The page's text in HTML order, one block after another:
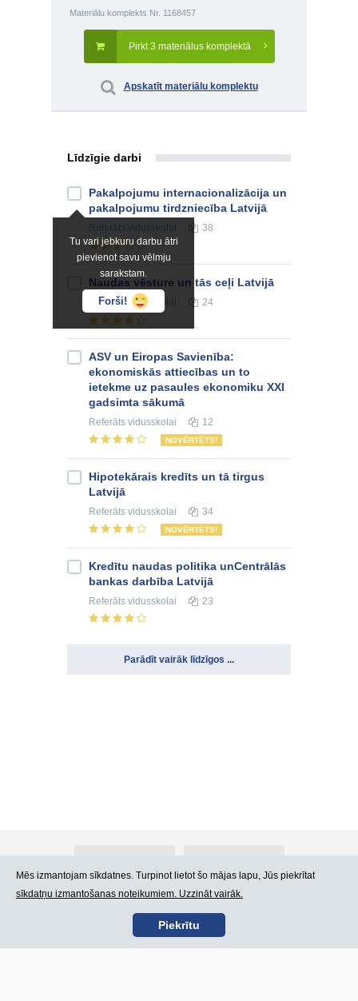
Materiālu komplekts Nr. 1168457
Pirkt 3 materiālus komplektā
Apskatīt materiālu komplektu
Līdzīgie darbi
Tu vari jebkuru darbu ātri
pievienot savu vēlmju
sarakstam.
Forši!
Pakalpojumu internacionalizācija un
pakalpojumu tirdzniecība Latvijā
38
Naudas vēsture un tās ceļi Latvijā
Referātsvidusskolai 24
ASV un Eiropas Savienība:
ekonomiskās attiecības un to
ietekme uz pasaules ekonomiku XXI
gadsimta sākumā
Referāts vidusskolai 12
NOVĒRTĒTS!
Hipotekārais kredīts un tā tirgus
Latvijā
Referāts vidusskolai 34
NOVĒRTĒTS!
Kredītu naudas politika unCentrālās
bankas darbība Latvijā
Referāts vidusskolai 23
Parādīt vairāk līdzīgos ...
Kontakti Lietošanas noteikumi
Mēs izmantojam sīkdatnes. Turpinot lietot šo mājas lapu, Jūs piekrītat
sīkdatņu izmantošanas noteikumiem. Uzzināt vairāk.
Piekrītu